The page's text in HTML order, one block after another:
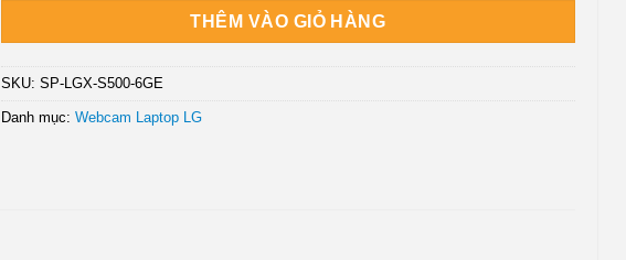
THÊM VÀO GIỎ HÀNG
SKU:SP-LGX-S500-6GE
Danh mục:Webcam Laptop LG